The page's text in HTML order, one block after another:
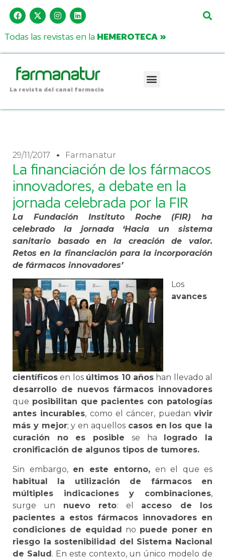
Todas las revistas en la HEMEROTECA »
La revista del canal farmacia
29/11/2017 Farmanatur
La financiación de los fármacos
innovadores, a debate en la
jornada celebrada por la FIR
La Fundación Instituto Roche (FIR) ha
celebrado la jornada ‘Hacia un sistema
sanitario basado en la creación de valor.
Retos en la financiación para la incorporación
de fármacos innovadores’
Los
avances
científicos en los últimos 10 añoshan llevado al
desarrollo de nuevos fármacos innovadores
que posibilitan que pacientes con patologías
antes incurables, como el cáncer, puedanvivir
más y mejor; y en aquellos casos en los que la
curación no es posible se ha logrado la
cronificación de algunos tipos de tumores.
Sin embargo, en este entorno, en el que es
habitual la utilización de fármacos en
múltiples indicaciones y combinaciones,
surge un nuevo reto: el acceso de los
pacientes a estos fármacos innovadores en
condiciones de equidad no puede poner en
riesgo la sostenibilidad del Sistema Nacional
de Salud. En este contexto, un único modelo de